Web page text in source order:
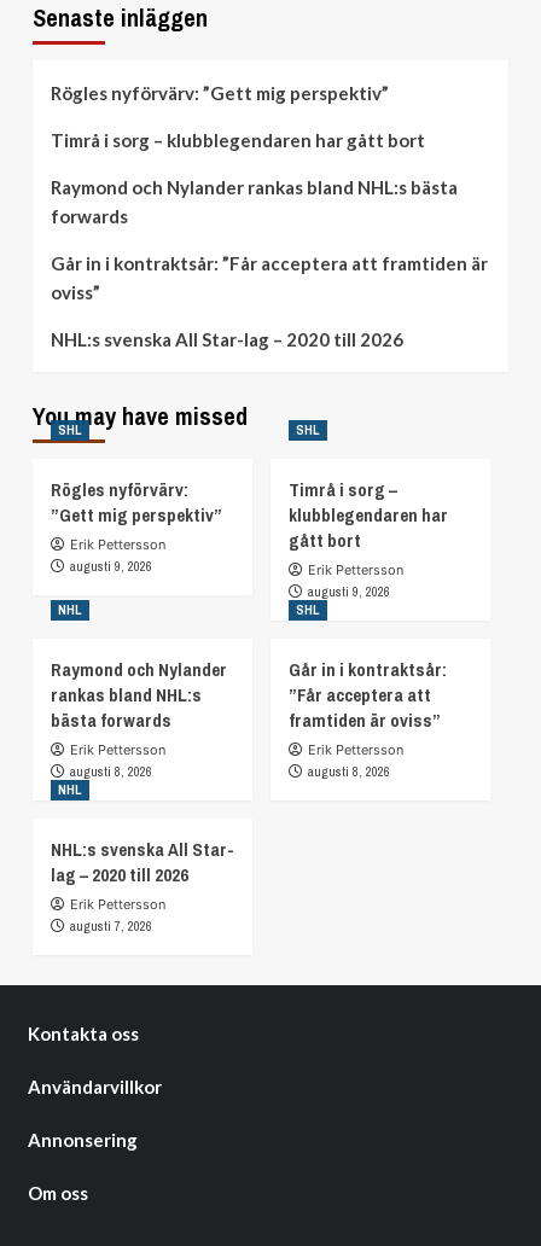
Senaste inläggen
Rögles nyförvärv: ”Gett mig perspektiv”
Timrå i sorg – klubblegendaren har gått bort
Raymond och Nylander rankas bland NHL:s bästa
forwards
Går in i kontraktsår: ”Får acceptera att framtiden är
oviss”
NHL:s svenska All Star-lag – 2020 till 2026
You may have missed
SHL
Rögles nyförvärv:
”Gett mig perspektiv”
Erik Pettersson
augusti 9, 2026
SHL
Timrå i sorg –
klubblegendaren har
gått bort
Erik Pettersson
augusti 9, 2026
NHL
Raymond och Nylander
rankas bland NHL:s
bästa forwards
Erik Pettersson
augusti 8, 2026
SHL
Går in i kontraktsår:
”Får acceptera att
framtiden är oviss”
Erik Pettersson
augusti 8, 2026
NHL
NHL:s svenska All Star-
lag – 2020 till 2026
Erik Pettersson
augusti 7, 2026
Kontakta oss
Användarvillkor
Annonsering
Om oss